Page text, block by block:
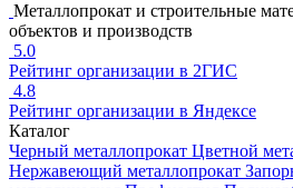
Металлопрокат и строительные
объектов и производств
5.0
Рейтинг организации в 2ГИС
4.8
Рейтинг организации в Яндексе
Каталог
Черный металлопрокат Цветной
Нержавеющий металлопрокат